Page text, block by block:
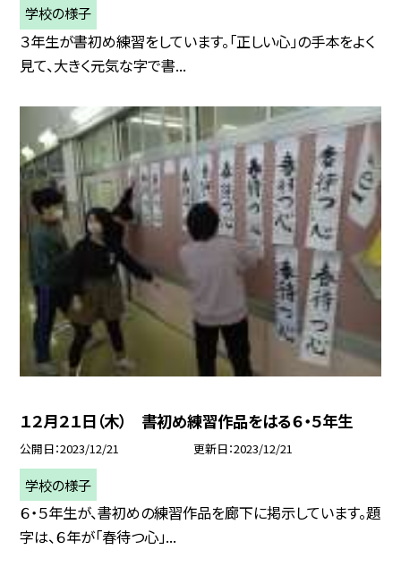
学校の様子
３年生が書初め練習をしています。「正しい心」の手本をよく
見て、大きく元気な字で書...
１２月２１日（木） 書初め練習作品をはる６・５年生
公開日 2023/12/21 更新日 2023/12/21
学校の様子
６・５年生が、書初めの練習作品を廊下に掲示しています。題
字は、６年が「春待つ心」...